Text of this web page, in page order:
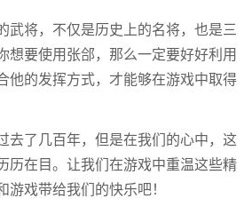
武将，不仅是历史上的名将，也是三
想要使用张郃，那么一定要好好利用
他的发挥方式，才能够在游戏中取得
去了几百年，但是在我们的心中，这
历在目。让我们在游戏中重温这些精
戏带给我们的快乐吧！